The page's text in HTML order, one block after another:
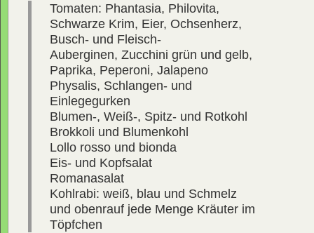
Tomaten: Phantasia, Philovita,
Schwarze Krim, Eier, Ochsenherz,
Busch- und Fleisch-
Auberginen, Zucchini grün und gelb,
Paprika, Peperoni, Jalapeno
Physalis, Schlangen- und
Einlegegurken
Blumen-, Weiß-, Spitz- und Rotkohl
Brokkoli und Blumenkohl
Lollo rosso und bionda
Eis- und Kopfsalat
Romanasalat
Kohlrabi: weiß, blau und Schmelz
und obenrauf jede Menge Kräuter im
Töpfchen